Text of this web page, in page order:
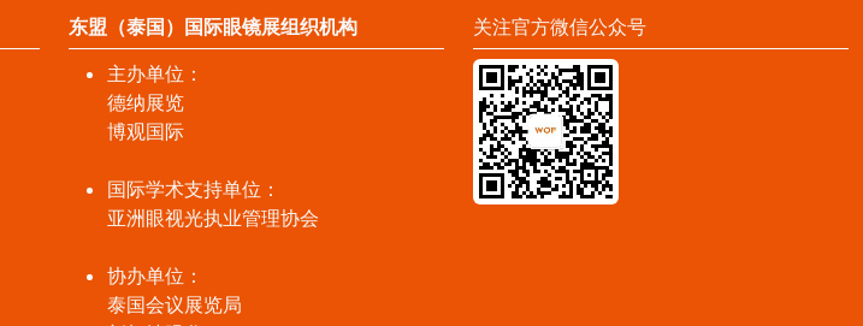
东盟（泰国）国际眼镜展组织机构
主办单位：
德纳展览
博观国际
国际学术支持单位：
亚洲眼视光执业管理协会
协办单位：
泰国会议展览局
关注官方微信公众号